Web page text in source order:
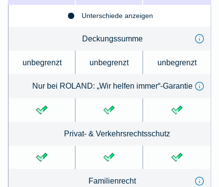
Unterschiede anzeigen
Deckungssumme
unbegrenzt unbegrenzt unbegrenzt
Nur bei ROLAND: „Wir helfen immer“-Garantie
Privat- & Verkehrsrechtsschutz
Familienrecht